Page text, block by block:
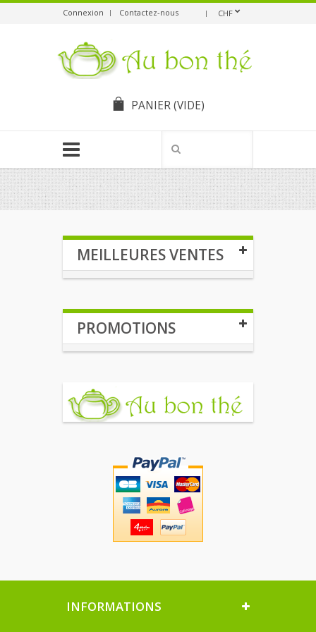
Connexion CHF
Contactez-nous
PANIER(VIDE)
MEILLEURES VENTES
PROMOTIONS
INFORMATIONS